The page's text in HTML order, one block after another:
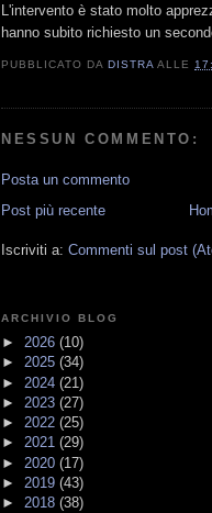
L'intervento è stato molto
hanno subito richiesto un
PUBBLICATO DA DISTRA ALLE
NESSUN COMMENTO:
Posta un commento
Post più recente
Iscriviti a: Commenti sul post
ARCHIVIO BLOG
► 2026 (10)
► 2025 (34)
► 2024 (21)
► 2023 (27)
► 2022 (25)
► 2021 (29)
► 2020 (17)
► 2019 (43)
► 2018 (38)